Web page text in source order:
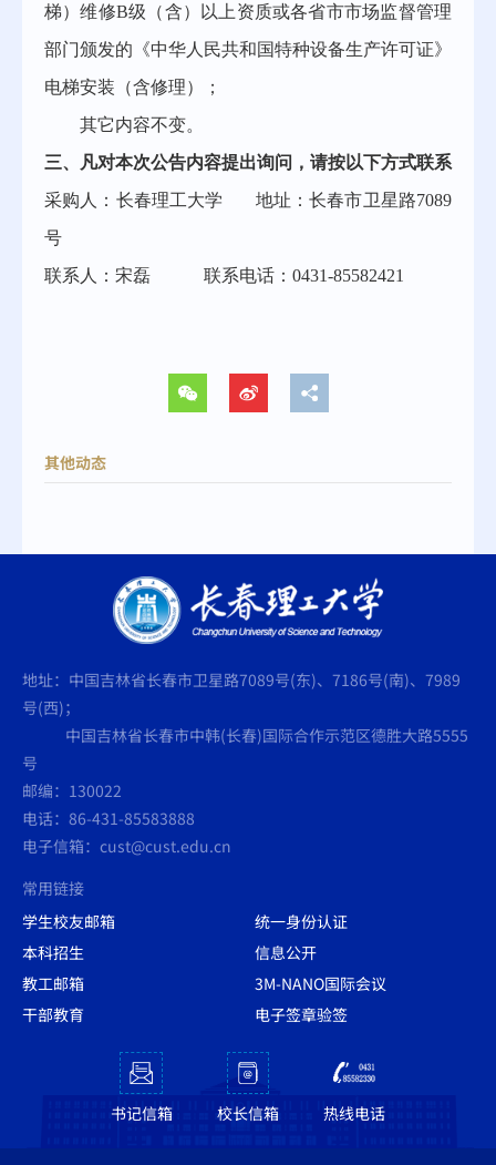
梯）维修B级（含）以上资质或各省市市场监督管理
部门颁发的《中华人民共和国特种设备生产许可证》
电梯安装（含修理）；
其它内容不变。
三、凡对本次公告内容提出询问，请按以下方式联系
采购人：长春理工大学 地址：长春市卫星路7089
号
联系人： 宋磊 联系电话：0431-85582421
其他动态
地址：中国吉林省长春市卫星路7089号(东)、7186号(南)、7989
号(西)；
中国吉林省长春市中韩(长春)国际合作示范区德胜大路5555
号
邮编：130022
电话：86-431-85583888
电子信箱：cust@cust.edu.cn
常用链接
学生校友邮箱
统一身份认证
本科招生
信息公开
教工邮箱
3M-NANO国际会议
干部教育
电子签章验签
书记信箱 校长信箱 热线电话